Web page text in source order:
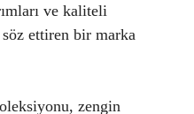
ve kaliteli
ettiren bir marka
zengin